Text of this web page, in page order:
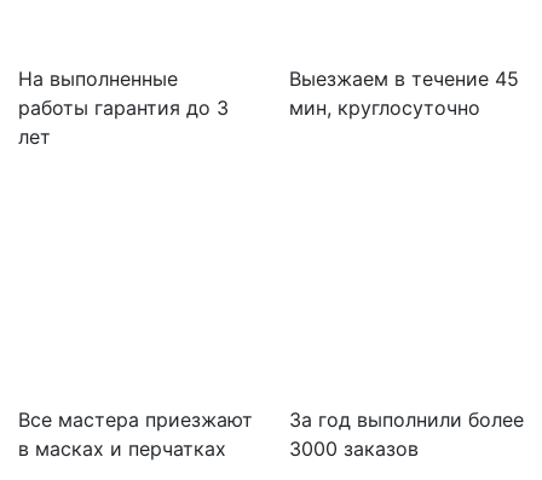
На выполненные
работы гарантия до 3
лет
Выезжаем в течение 45
мин, круглосуточно
Все мастера приезжают
в масках и перчатках
За год выполнили более
3000 заказов